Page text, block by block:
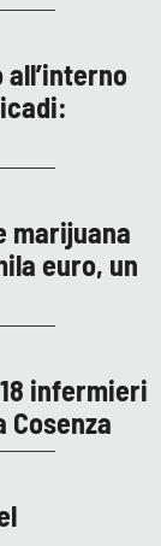
marijuana
euro, un
infermieri